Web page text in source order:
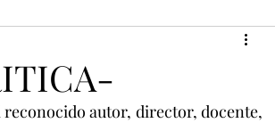
reconocido autor, director, docente,